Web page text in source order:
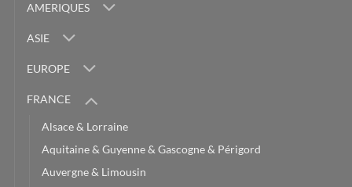
AMERIQUES
ASIE
EUROPE
FRANCE
Alsace & Lorraine
Aquitaine & Guyenne & Gascogne & Périgord
Auvergne & Limousin